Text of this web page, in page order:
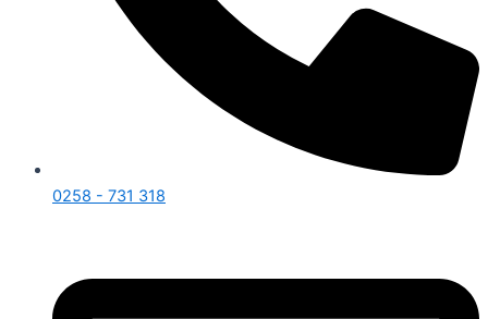
0258 - 731 318